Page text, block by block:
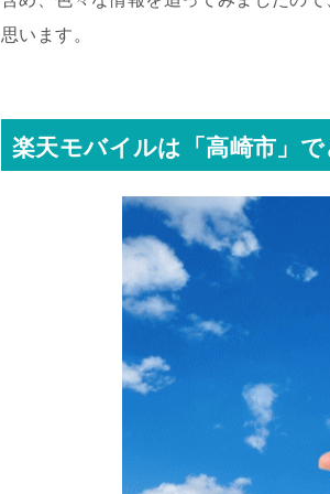
思います。
楽天モバイルは「高崎市」